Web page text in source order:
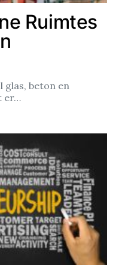
Ruimtes
glas, beton en
er…